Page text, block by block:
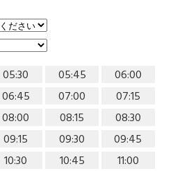
05:30 05:45
06:00
06:45 07:00
07:15
08:00 08:15
08:30
09:15 09:30
09:45
10:30 10:45
11:00